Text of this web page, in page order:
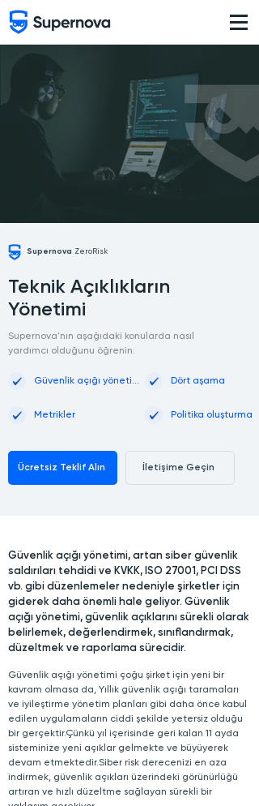
Supernova ZeroRisk
Teknik Açıklıkların
Yönetimi
Supernova'nın aşağıdaki konularda nasıl
yardımcı olduğunu öğrenin:
Güvenlik açığı yönetimi Dört aşama
Metrikler Politika oluşturma
Ücretsiz Teklif Alın İletişime Geçin
Güvenlik açığı yönetimi, artan siber güvenlik
saldırıları tehdidi ve KVKK, ISO 27001, PCI DSS
vb. gibi düzenlemeler nedeniyle şirketler için
giderek daha önemli hale geliyor. Güvenlik
açığı yönetimi, güvenlik açıklarını sürekli olarak
belirlemek, değerlendirmek, sınıflandırmak,
düzeltmek ve raporlama sürecidir.
Güvenlik açığı yönetimi çoğu şirket için yeni bir
kavram olmasa da, Yıllık güvenlik açığı taramaları
ve iyileştirme yönetim planları gibi daha önce kabul
edilen uygulamaların ciddi şekilde yetersiz olduğu
bir gerçektir.Çünkü yıl içerisinde geri kalan 11 ayda
sisteminize yeni açıklar gelmekte ve büyüyerek
devam etmektedir.Siber risk derecenizi en aza
indirmek, güvenlik açıkları üzerindeki görünürlüğü
artıran ve hızlı düzeltme sağlayan sürekli bir